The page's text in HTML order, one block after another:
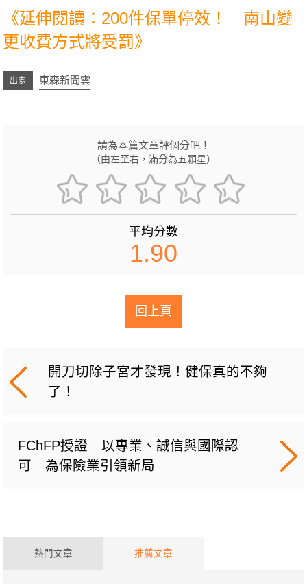
《延伸閱讀：200件保單停效！ 南山變
更收費方式將受罰》
東森新聞雲
請為本篇文章評個分吧！
（由左至右，滿分為五顆星）
平均分數
1.90
回上頁
開刀切除子宮才發現！健保真的不夠
了！
FChFP授證 以專業、誠信與國際認
可 為保險業引領新局
熱門文章 推薦文章